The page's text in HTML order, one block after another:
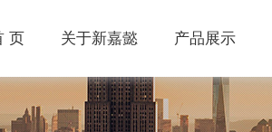
页 关于新嘉懿 产品展示